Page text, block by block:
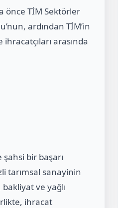
önce TİM Sektörler
ardından TİM’in
arasında
bir başarı
tarımsal sanayinin
ve yağlı
ihracat